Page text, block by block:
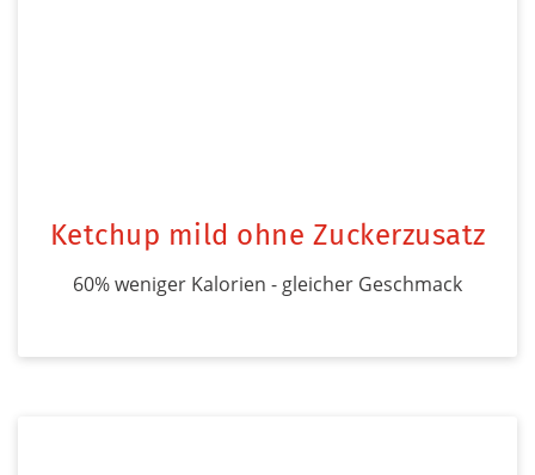
Ketchup mild ohne Zuckerzusatz
60% weniger Kalorien - gleicher Geschmack